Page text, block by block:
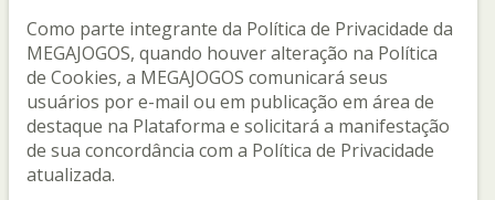
Como parte integrante da Política de Privacidade da
MEGAJOGOS, quando houver alteração na Política
de Cookies, a MEGAJOGOS comunicará seus
usuários por e-mail ou em publicação em área de
destaque na Plataforma e solicitará a manifestação
de sua concordância com a Política de Privacidade
atualizada.